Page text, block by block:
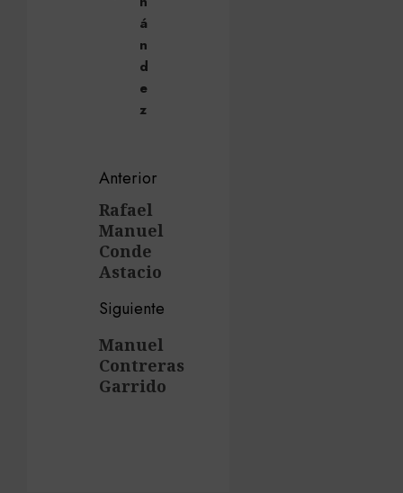
á
n
d
e
z
Navegación
de
entradas
Anterior
Entrada
anterior:
Rafael
Manuel
Conde
Astacio
Siguiente
Siguiente
entrada:
Manuel
Contreras
Garrido